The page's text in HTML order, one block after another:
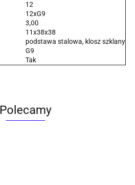
12
12xG9
3,00
11x38x38
podstawa stalowa, klosz szklany
G9
Tak
Polecamy